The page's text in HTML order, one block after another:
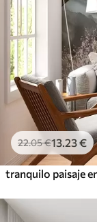
22.05€13 .23€